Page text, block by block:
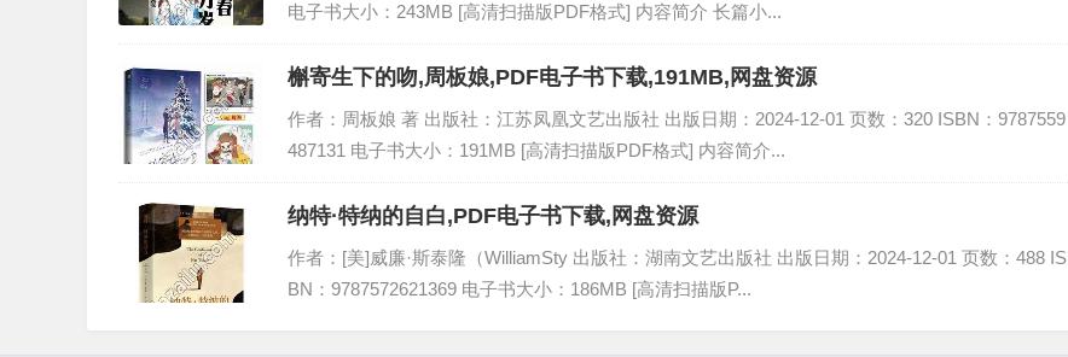
电子书大小：243MB [高清扫描版PDF格式] 内容简介 长篇小...
槲寄生下的吻,周板娘,PDF电子书下载,191MB,网盘资源
作者：周板娘 著 出版社：江苏凤凰文艺出版社 出版日期：2024-12-01 页数：320 ISBN：9787559
487131 电子书大小：191MB [高清扫描版PDF格式] 内容简介...
纳特·特纳的自白,PDF电子书下载,网盘资源
作者：[美]威廉·斯泰隆（WilliamSty 出版社：湖南文艺出版社 出版日期：2024-12-01 页数：488 IS
BN：9787572621369 电子书大小：186MB [高清扫描版P...